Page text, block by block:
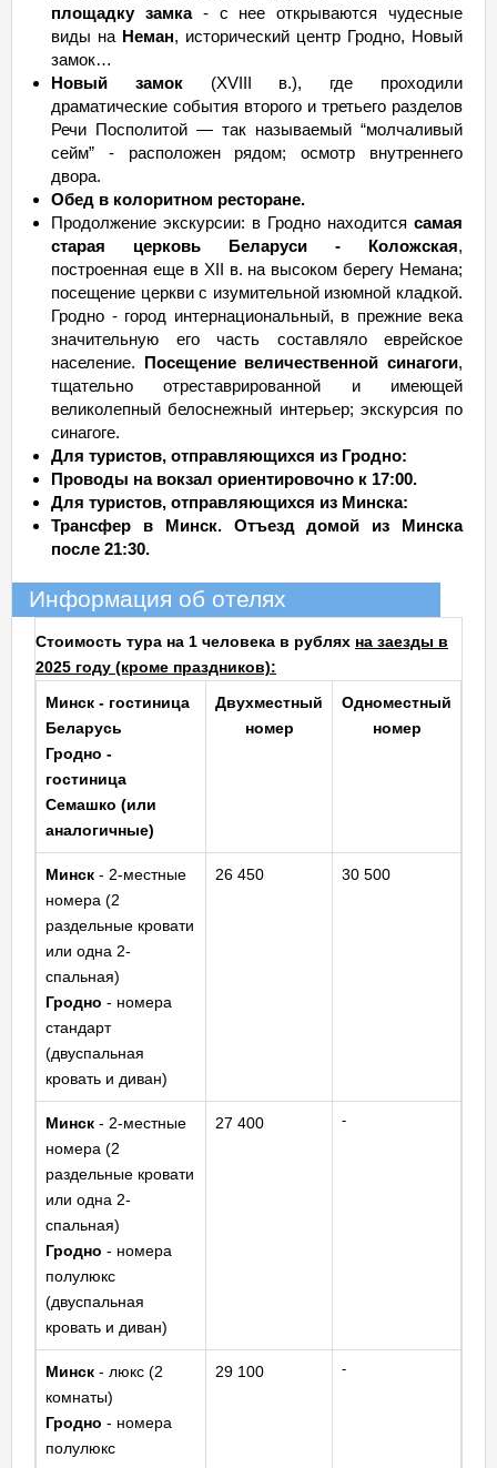
площадку замка- с нее открываются чудесные
виды на Неман, исторический центр Гродно, Новый
замок…
Новый замок(XVIII в.), где проходили
драматические события второго и третьего разделов
Речи Посполитой — так называемый “молчаливый
сейм” - расположен рядом; осмотр внутреннего
двора.
Обед в колоритном ресторане.
Продолжение экскурсии: в Гродно находится самая
старая церковь Беларуси - Коложская,
построенная еще в XII в. на высоком берегу Немана;
посещение церкви с изумительной изюмной кладкой.
Гродно - город интернациональный, в прежние века
значительную его часть составляло еврейское
население. Посещение величественной синагоги,
тщательно отреставрированной и имеющей
великолепный белоснежный интерьер; экскурсия по
синагоге.
Для туристов, отправляющихся из Гродно:
Проводы на вокзал ориентировочно к 17:00.
Для туристов, отправляющихся из Минска:
Трансфер в Минск. Отъезд домой из Минска
после 21:30.
Информация об отелях
Стоимость тура на 1 человека в рублях на заезды в
2025 году (кроме праздников):
Минск - гостиница
Беларусь
Гродно -
гостиница
Семашко (или
аналогичные)
Двухместный
номер
Одноместный
номер
Минск - 2-местные
номера (2
раздельные кровати
или одна 2-
спальная)
Гродно - номера
стандарт
(двуспальная
кровать и диван)
26 450 30 500
Минск - 2-местные
номера (2
раздельные кровати
или одна 2-
спальная)
Гродно - номера
полулюкс
(двуспальная
кровать и диван)
27 400 -
Минск - люкс (2
комнаты)
Гродно - номера
полулюкс
29 100 -